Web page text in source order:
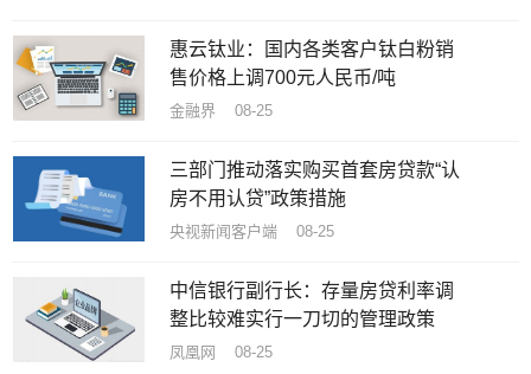
​惠云钛业：国内各类客户钛白粉销
售价格上调700元人民币/吨
金融界 08-25
三部门推动落实购买首套房贷款“认
房不用认贷”政策措施
央视新闻客户端 08-25
中信银行副行长：存量房贷利率调
整比较难实行一刀切的管理政策
凤凰网 08-25